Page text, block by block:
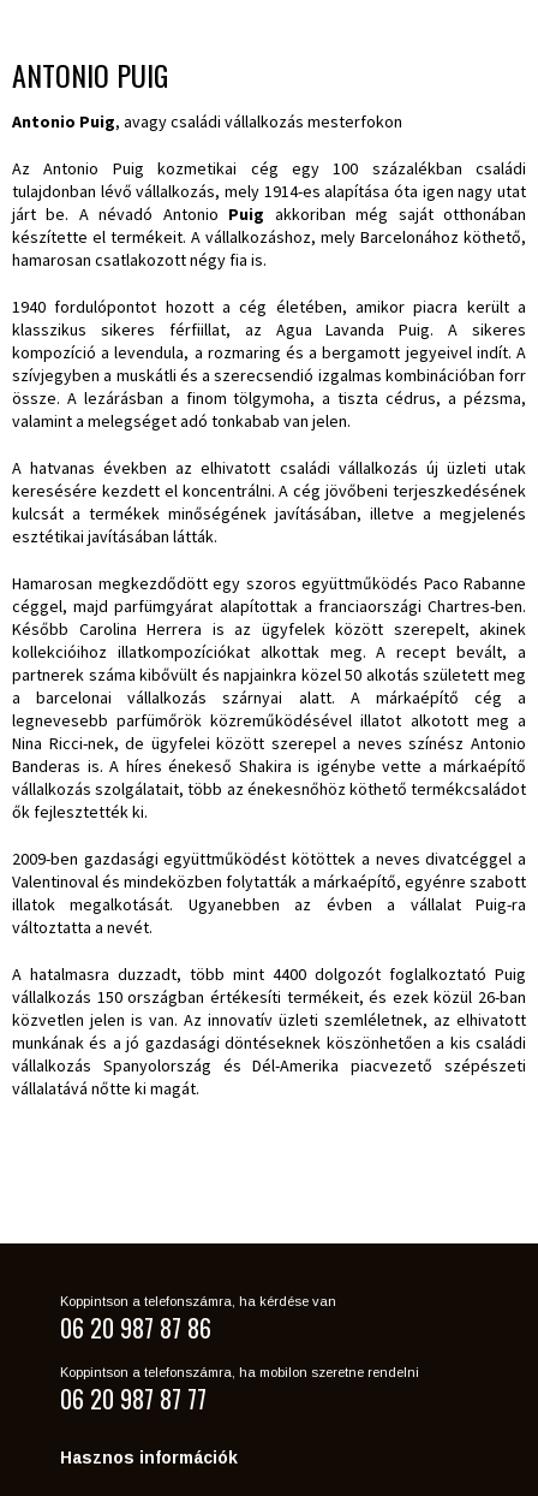
ANTONIO PUIG
Antonio Puig, avagy családi vállalkozás mesterfokon
Az Antonio Puig kozmetikai cég egy 100 százalékban családi
tulajdonban lévő vállalkozás, mely 1914-es alapítása óta igen nagy utat
járt be. A névadó Antonio Puig akkoriban még saját otthonában
készítette el termékeit. A vállalkozáshoz, mely Barcelonához köthető,
hamarosan csatlakozott négy fia is.
1940 fordulópontot hozott a cég életében, amikor piacra került a
klasszikus sikeres férfiillat, az Agua Lavanda Puig. A sikeres
kompozíció a levendula, a rozmaring és a bergamott jegyeivel indít. A
szívjegyben a muskátli és a szerecsendió izgalmas kombinációban forr
össze. A lezárásban a finom tölgymoha, a tiszta cédrus, a pézsma,
valamint a melegséget adó tonkabab van jelen.
A hatvanas években az elhivatott családi vállalkozás új üzleti utak
keresésére kezdett el koncentrálni. A cég jövőbeni terjeszkedésének
kulcsát a termékek minőségének javításában, illetve a megjelenés
esztétikai javításában látták.
Hamarosan megkezdődött egy szoros együttműködés Paco Rabanne
céggel, majd parfümgyárat alapítottak a franciaországi Chartres-ben.
Később Carolina Herrera is az ügyfelek között szerepelt, akinek
kollekcióihoz illatkompozíciókat alkottak meg. A recept bevált, a
partnerek száma kibővült és napjainkra közel 50 alkotás született meg
a barcelonai vállalkozás szárnyai alatt. A márkaépítő cég a
legnevesebb parfümőrök közreműködésével illatot alkotott meg a
Nina Ricci-nek, de ügyfelei között szerepel a neves színész Antonio
Banderas is. A híres énekeső Shakira is igénybe vette a márkaépítő
vállalkozás szolgálatait, több az énekesnőhöz köthető termékcsaládot
ők fejlesztették ki.
2009-ben gazdasági együttműködést kötöttek a neves divatcéggel a
Valentinoval és mindeközben folytatták a márkaépítő, egyénre szabott
illatok megalkotását. Ugyanebben az évben a vállalat Puig-ra
változtatta a nevét.
A hatalmasra duzzadt, több mint 4400 dolgozót foglalkoztató Puig
vállalkozás 150 országban értékesíti termékeit, és ezek közül 26-ban
közvetlen jelen is van. Az innovatív üzleti szemléletnek, az elhivatott
munkának és a jó gazdasági döntéseknek köszönhetően a kis családi
vállalkozás Spanyolország és Dél-Amerika piacvezető szépészeti
vállalatává nőtte ki magát.
Koppintson a telefonszámra, ha kérdése van
06 20 987 87 86
Koppintson a telefonszámra, ha mobilon szeretne rendelni
06 20 987 87 77
Hasznos információk